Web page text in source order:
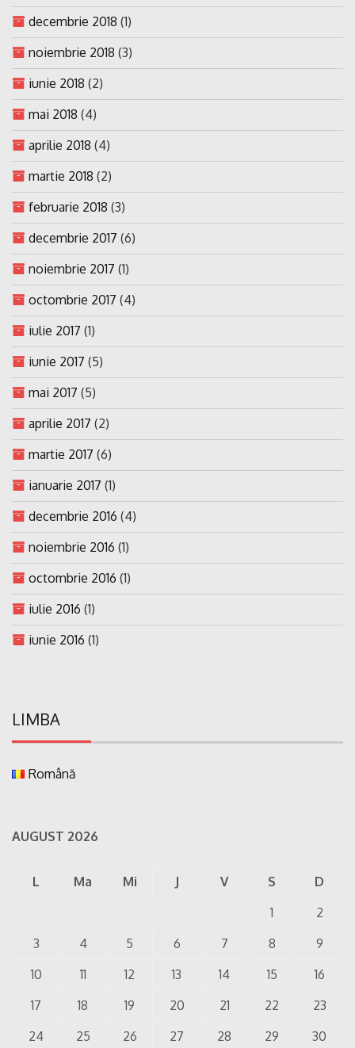
decembrie 2018 (1)
noiembrie 2018 (3)
iunie 2018 (2)
mai 2018 (4)
aprilie 2018 (4)
martie 2018 (2)
februarie 2018 (3)
decembrie 2017 (6)
noiembrie 2017 (1)
octombrie 2017 (4)
iulie 2017 (1)
iunie 2017 (5)
mai 2017 (5)
aprilie 2017 (2)
martie 2017 (6)
ianuarie 2017 (1)
decembrie 2016 (4)
noiembrie 2016 (1)
octombrie 2016 (1)
iulie 2016 (1)
iunie 2016 (1)
LIMBA
Română
AUGUST 2026
L Ma Mi J V S
D
1
2
3
4 5 6 7 8
9
10
11 12 13 14 15
16
17
18 19 20 21 22
23
24
25 26 27 28 29 30